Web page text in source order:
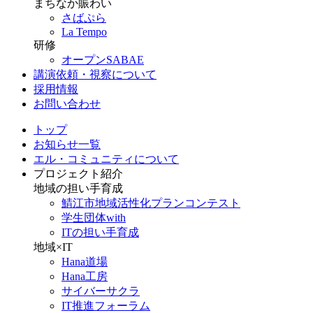
まちなか賑わい
さばぷら
La Tempo
研修
オープンSABAE
講演依頼・視察について
採用情報
お問い合わせ
トップ
お知らせ一覧
エル・コミュニティについて
プロジェクト紹介
地域の担い手育成
鯖江市地域活性化プランコンテスト
学生団体with
ITの担い手育成
地域×IT
Hana道場
Hana工房
サイバーサクラ
IT推進フォーラム